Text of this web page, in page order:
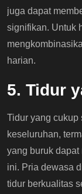
juga dapat
signifikan. Untuk
harian.
5. Tidur
Tidur yang cukup
keseluruhan,
yang buruk
ini. Pria dewasa
tidur berkualitas